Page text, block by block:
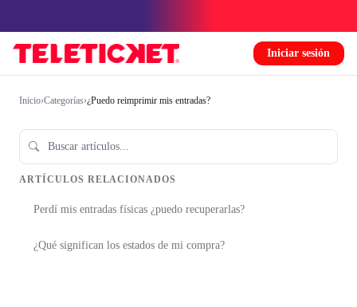
Iniciar sesión
Inicio›Categorías›¿Puedo reimprimir mis entradas?
ARTÍCULOS RELACIONADOS
Perdí mis entradas físicas ¿puedo recuperarlas?
¿Qué significan los estados de mi compra?